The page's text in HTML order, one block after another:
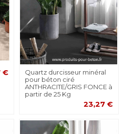
€
Quartz durcisseur minéral
pour béton ciré
ANTHRACITE/GRIS FONCE à
partir de 25 Kg
23,27 €